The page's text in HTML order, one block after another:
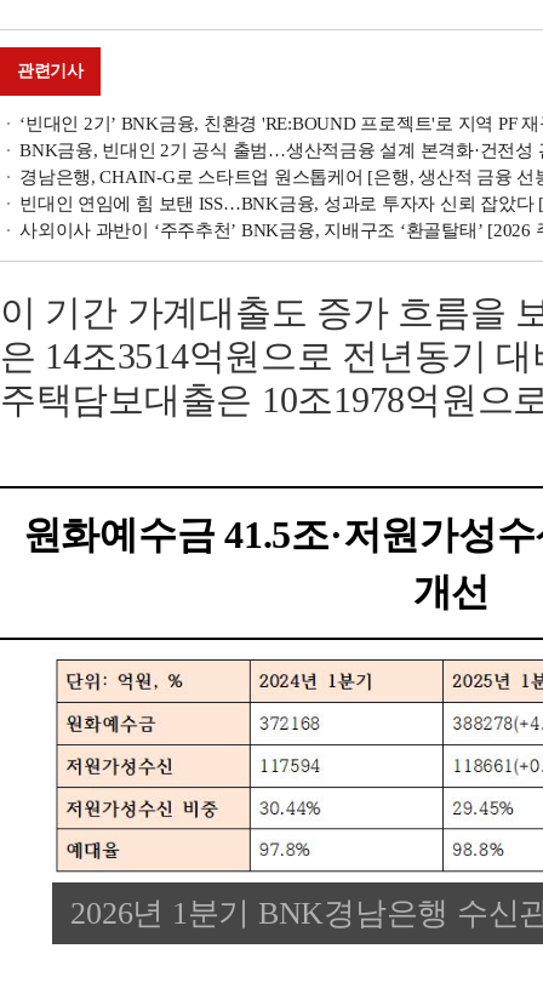
관련기사
‘빈대인 2기’ BNK금융, 친환경 'RE:BOUND 프로젝트'로 지역 PF
BNK금융, 빈대인 2기 공식 출범…생산적금융 설계 본격화·건전성
경남은행, CHAIN-G로 스타트업 원스톱케어 [은행, 생산적 금융 선
빈대인 연임에 힘 보탠 ISS…BNK금융, 성과로 투자자 신뢰 잡았다
사외이사 과반이 ‘주주추천ʼ BNK금융, 지배구조 ‘환골탈태ʼ [2026
이 기간 가계대출도 증가 흐름을
은 14조3514억원으로 전년동기
주택담보대출은 10조1978억원으
원화예수금 41.5조·저원가성
개선
2026년 1분기 BNK경남은행 수신